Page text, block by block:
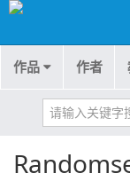
作品 作者